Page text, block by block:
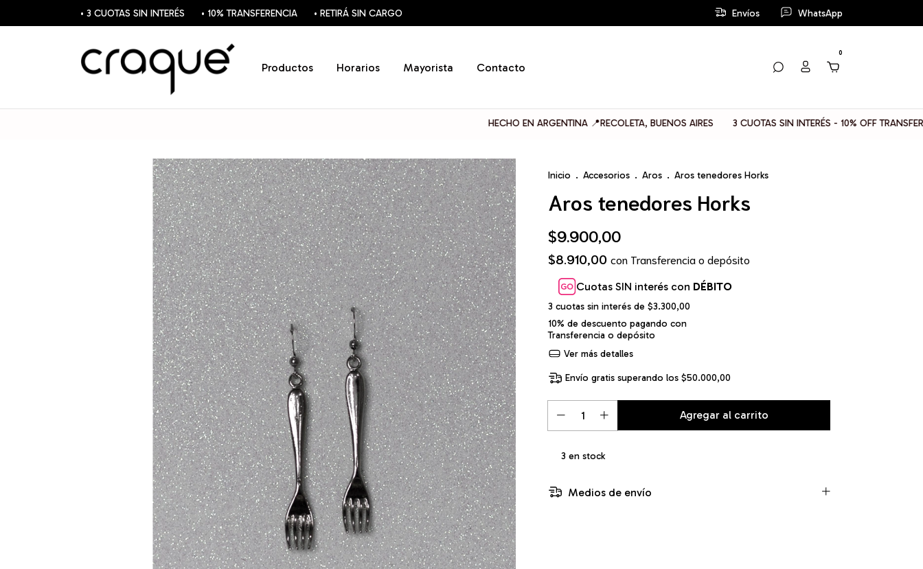
• 3 CUOTAS SIN INTERÉS • 10% TRANSFERENCIA • RETIRÁ SIN CARGO Envíos WhatsApp
Productos Horarios Mayorista Contacto
0
HECHO EN ARGENTINA 📍RECOLETA, BUENOS AIRES 3 CUOTAS SIN INTERÉS - 10% OFF
Inicio . Accesorios . Aros . Aros tenedores Horks
Aros tenedores Horks
$9.900,00
$8.910,00 con Transferencia o depósito
Cuotas SIN interés con DÉBITO
3 cuotas sin interés de $3.300,00
10% de descuento pagando con
Transferencia o depósito
Ver más detalles
Envío gratis superando los$50.000,00
3 en stock
Medios de envío